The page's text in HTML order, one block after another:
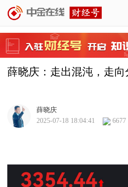
薛晓庆：走出混沌，走向
薛晓庆
2025-07-18 18:04:41
6677